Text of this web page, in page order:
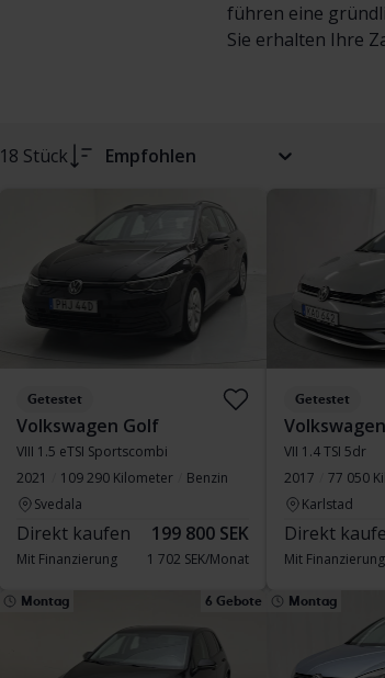
führen eine
Sie erhalten Ihre
18 Stück Empfohlen
Getestet
Volkswagen Golf
VIII 1.5 eTSI Sportscombi
2021
109 290 Kilometer
Benzin
Svedala
Direkt kaufen 199 800 SEK
Mit Finanzierung 1 702 SEK/Monat
Getestet
VII 1.4 TSI 5dr
2017
77 050
Karlstad
Direkt
Mit Finanzierung
Montag 6 Gebote Montag